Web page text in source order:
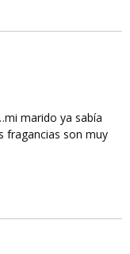
marido ya sabía
fragancias son muy